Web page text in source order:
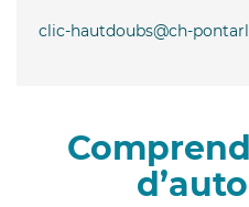
clic-hautdoubs@ch-